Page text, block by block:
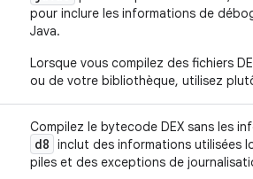
pour inclure les informations de
Java.
Lorsque vous compilez des fichiers
ou de votre bibliothèque, utilisez
Compilez le bytecode DEX sans les
d8 inclut des informations utilisées
piles et des exceptions de